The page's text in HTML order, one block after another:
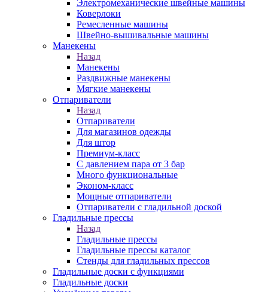
Электромеханические швейные машины
Коверлоки
Ремесленные машины
Швейно-вышивальные машины
Манекены
Назад
Манекены
Раздвижные манекены
Мягкие манекены
Отпариватели
Назад
Отпариватели
Для магазинов одежды
Для штор
Премиум-класс
С давлением пара от 3 бар
Много функциональные
Эконом-класс
Мощные отпариватели
Отпариватели с гладильной доской
Гладильные прессы
Назад
Гладильные прессы
Гладильные прессы каталог
Стенды для гладильных прессов
Гладильные доски с функциями
Гладильные доски